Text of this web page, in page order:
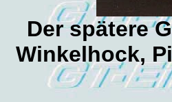
Der spätere
Winkelhock,